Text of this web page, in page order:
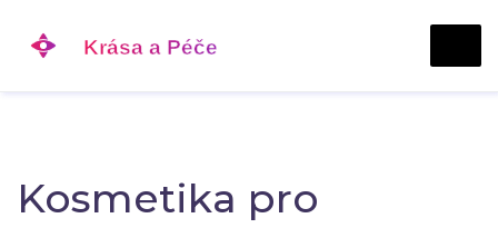
Kosmetika pro